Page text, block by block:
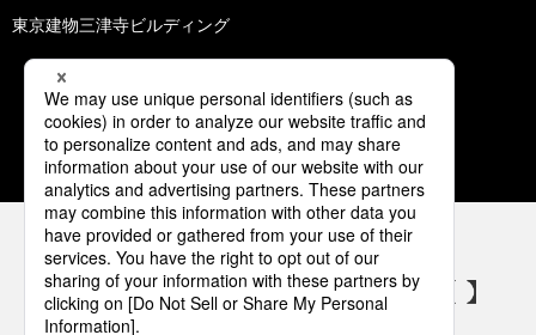
東京建物三津寺ビルディング
1 2 3 4 5
パナソニックの電気設備 SNSアカウント